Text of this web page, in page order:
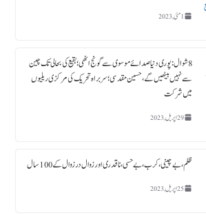
1 مئی, 2023
8 شوال : پوری دنیا صدائے موسوی سے گونج اٹھی ؛ بقیع کی بحالی تک چین
سے نہیں بیٹھیں گے، حسین مقدسی؛ سربراہ تحریک کی مرکزی ریلیوں
میں شرکت
29 اپریل, 2023
ظلم،بے چینی،کرب، بے حسی، ناقدری اور زوال در زوال کے 100سال
25 اپریل, 2023